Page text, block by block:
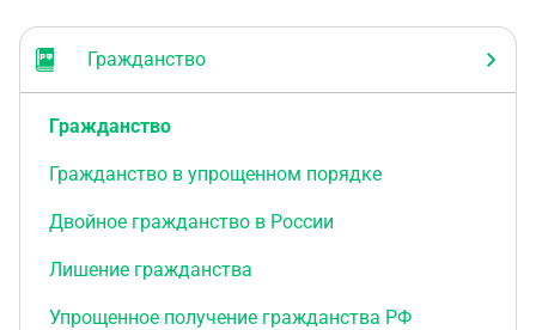
Гражданство
Гражданство
Гражданство в упрощенном порядке
Двойное гражданство в России
Лишение гражданства
Упрощенное получение гражданства РФ